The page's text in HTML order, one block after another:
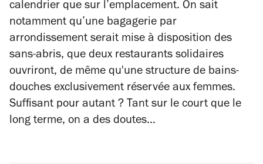
calendrier que sur l’emplacement. On sait
notamment qu’une bagagerie par
arrondissement serait mise à disposition des
sans-abris, que deux restaurants solidaires
ouvriront, de même qu'une structure de bains-
douches exclusivement réservée aux femmes.
Suffisant pour autant ? Tant sur le court que le
long terme, on a des doutes...